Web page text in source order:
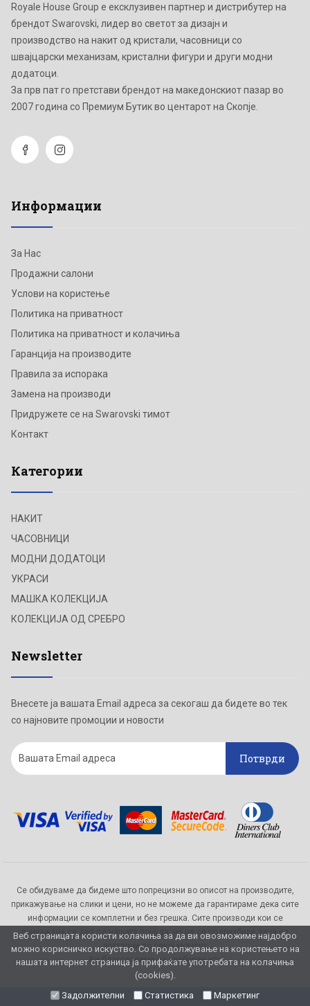
Веб страницата користи колачиња за да ви овозможиме најдобро
можно корисничко искуство. Со продолжување на користењето на
нашата интернет страница ја прифаќате употребата на колачиња
(cookies).
Задолжителни
Статистика Маркетинг
Royale House Group е ексклузивен партнер и дистрибутер на
брендот Swarovski, лидер во светот за дизајн и
производство на накит од кристали, часовници со
швајцарски механизам, кристални фигури и други модни
додатоци.
Зa прв пат го претстави брендот на македонскиот пазар во
2007 година со Премиум Бутик во центарот на Скопје.
Информации
За Нас
Продажни салони
Услови на користење
Политика на приватност
Политика на приватност и колачиња
Гаранција на производите
Правила за испорака
Замена на производи
Придружете се на Swarovski тимот
Контакт
Категории
НАКИТ
ЧАСОВНИЦИ
МОДНИ ДОДАТОЦИ
УКРАСИ
МАШКА КОЛЕКЦИЈА
КОЛЕКЦИЈА ОД СРЕБРО
Newsletter
Внесете ја вашата Email адреса за секогаш да бидете во тек
со најновите промоции и новости
Потврди
Се обидуваме да бидеме што попрецизни во описот на производите,
прикажување на слики и цени, но не можеме да гарантираме дека сите
информации се комплетни и без грешка. Сите производи кои се
прикажани се дел од нашата понуда, но не се подразбира дека се
достапни во секој момент.
Ви благодариме на разбирањето